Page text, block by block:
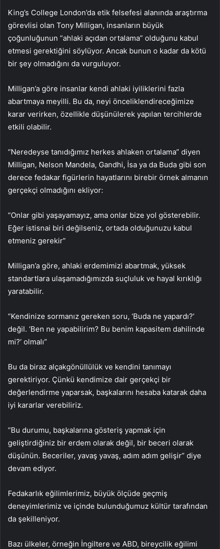
King’s College London’da etik felsefesi alanında araştırma
görevlisi olan Tony Milligan, insanların büyük
çoğunluğunun “ahlaki açıdan ortalama” olduğunu kabul
etmesi gerektiğini söylüyor. Ancak bunun o kadar da kötü
bir şey olmadığını da vurguluyor.
Milligan’a göre insanlar kendi ahlaki iyiliklerini fazla
abartmaya meyilli. Bu da, neyi önceliklendireceğimize
karar verirken, özellikle düşünülerek yapılan tercihlerde
etkili olabilir.
“Neredeyse tanıdığımız herkes ahlaken ortalama” diyen
Milligan, Nelson Mandela, Gandhi, İsa ya da Buda gibi son
derece fedakar figürlerin hayatlarını birebir örnek almanın
gerçekçi olmadığını ekliyor:
“Onlar gibi yaşayamayız, ama onlar bize yol gösterebilir.
Eğer istisnai biri değilseniz, ortada olduğunuzu kabul
etmeniz gerekir”
Milligan’a göre, ahlaki erdemimizi abartmak, yüksek
standartlara ulaşamadığımızda suçluluk ve hayal kırıklığı
yaratabilir.
“Kendinize sormanız gereken soru, ‘Buda ne yapardı?’
değil. ‘Ben ne yapabilirim? Bu benim kapasitem dahilinde
mi?’ olmalı”
Bu da biraz alçakgönüllülük ve kendini tanımayı
gerektiriyor. Çünkü kendimize dair gerçekçi bir
değerlendirme yaparsak, başkalarını hesaba katarak daha
iyi kararlar verebiliriz.
“Bu durumu, başkalarına gösteriş yapmak için
geliştirdiğiniz bir erdem olarak değil, bir beceri olarak
düşünün. Beceriler, yavaş yavaş, adım adım gelişir” diye
devam ediyor.
Fedakarlık eğilimlerimiz, büyük ölçüde geçmiş
deneyimlerimiz ve içinde bulunduğumuz kültür tarafından
da şekilleniyor.
Bazı ülkeler, örneğin İngiltere ve ABD, bireycilik eğilimi